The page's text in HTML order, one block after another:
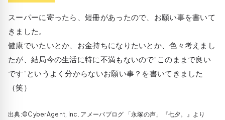
スーパーに寄ったら、短冊があったので、お願い事を書いて
きました。
健康でいたいとか、お金持ちになりたいとか、色々考えまし
たが、結局今の生活に特に不満もないので“このままで良い
です”というよく分からないお願い事？を書いてきました
（笑）
出典:©CyberAgent, Inc. アメーバブログ 「永塚の声」『七夕。』より